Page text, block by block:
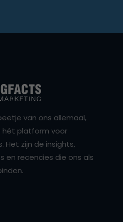
van ons allemaal,
hét platform voor
Het zijn de insights,
en recencies die ons als